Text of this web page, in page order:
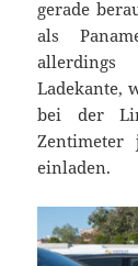
gerade
als
Ladekante,
bei der
Zentimeter
einladen.